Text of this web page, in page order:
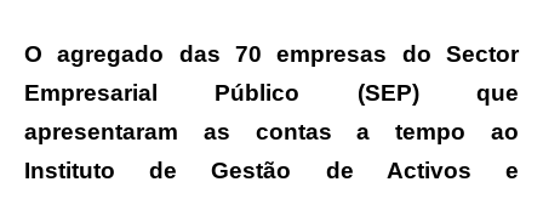
O agregado das 70 empresas do Sector
Empresarial Público (SEP) que
apresentaram as contas a tempo ao
Instituto de Gestão de Activos e